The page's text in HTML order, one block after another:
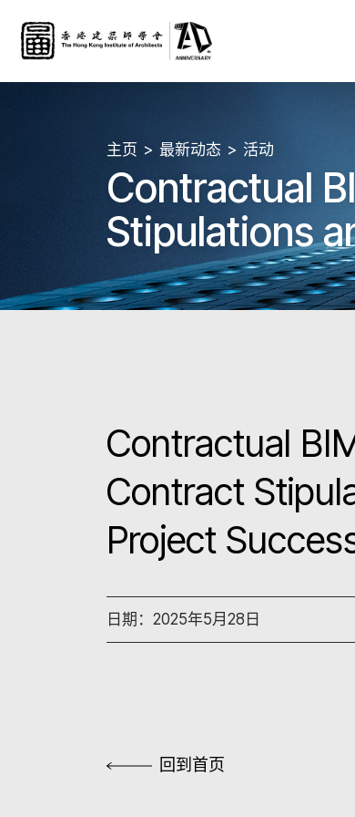
主页 最新动态 活动
Contractual
Stipulations
Contractual
Contract
Project
日期：2025年5月28日
回到首页